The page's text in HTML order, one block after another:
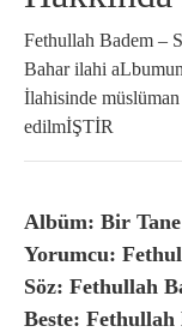
Fethullah Badem –
Bahar ilahi
İlahisinde
edilmİŞTİR
Albüm: Bir
Yorumcu:
Söz: Fethullah
Beste: Fethullah